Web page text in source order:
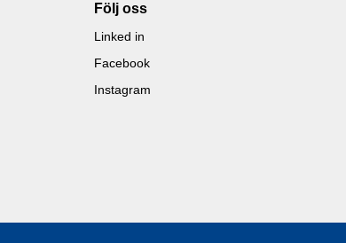
Följ oss
Linked in
Facebook
Instagram